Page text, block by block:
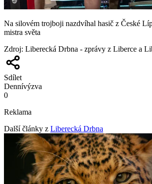
Na silovém trojboji nazdvíhal hasič z České
mistra světa
Zdroj: Liberecká Drbna - zprávy z Liberce a
Sdílet
Dennívýzva
0
Reklama
Další články z Liberecká Drbna